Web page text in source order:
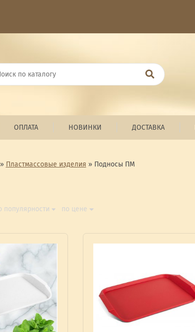
ОПЛАТА НОВИНКИ ДОСТАВКА
Пластмассовые изделия » Подносы ПМ
популярности по цене